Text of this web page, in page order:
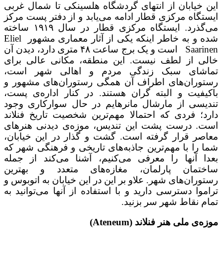
این خیابان از انتهای گردشگاه هلسینکی تا شمال غربی
ایستگاه مرکزی قطار ادامه می‌یابد و از دفتر پست مرکز
می‌گذرد. ایستگاه مرکزی قطار در سال ۱۹۱۹ ساخته
شده و به خاطر اینکه یکی از آثار معماری مشهور Eliel
Saarinen است و یک برج ساعت ۴۸ متری دارد، دیدن آن
خالی از لطف نیست. این منطقه، مکانی عالی برای
تماشای سبک زندگی مردم و اهالی شهر است،
رستوران‌های اطراف آن همگی رستوران‌های مشهور و
باکیفیت و البته گران هستند. در کنار اداره‌ی پست،
تندیسی از مارشال مانرهایم در حال سوارکاری وجود
دارد؛ فردی که احتمالا مهم‌ترین شخصیت تاریخ فنلاند
است. درست پشت این تندیس، موزه‌ی دیدنی هنرهای
معاصر قرار گرفته است. گشت و گذار در این خیابان،
شما را با مهم‌ترین جاذبه‌های تاریخی و فرهنگی شهر که
بعدا آنها را معرفی می‌کنیم، آشنا می‌کند از جمله
ساختمان پارلمان، مغازه‌های متعدد و بهترین
رستوران‌های شهر. علاو بر این در این خیابان به اتوبوس و
تراموا دسترسی دارید و با استفاده از آنها می‌توانید به
تمام نقاط شهر سر بزنید.
موزه‌ی ملی هنر فنلاند (Ateneum)